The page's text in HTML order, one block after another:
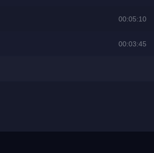
00:05:10
00:03:45